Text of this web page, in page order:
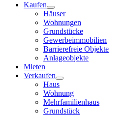
Kaufen
Häuser
Wohnungen
Grundstücke
Gewerbeimmobilien
Barrierefreie Objekte
Anlageobjekte
Mieten
Verkaufen
Haus
Wohnung
Mehrfamilienhaus
Grundstück